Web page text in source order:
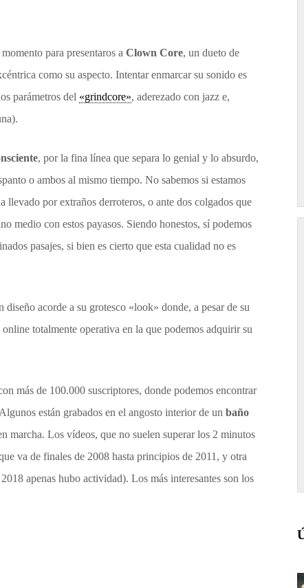
para presentaros a Clown Core, un dueto de
como su aspecto. Intentar enmarcar su sonido es
parámetros del «grindcore», aderezado con jazz e,
, por la fina línea que separa lo genial y lo absurdo,
o ambos al mismo tiempo. No sabemos si estamos
llevado por extraños derroteros, o ante dos colgados que
medio con estos payasos. Siendo honestos, sí podemos
pasajes, si bien es cierto que esta cualidad no es
diseño acorde a su grotesco «look» donde, a pesar de su
totalmente operativa en la que podemos adquirir su
más de 100.000 suscriptores, donde podemos encontrar
están grabados en el angosto interior de un baño
marcha. Los vídeos, que no suelen superar los 2 minutos
va de finales de 2008 hasta principios de 2011, y otra
apenas hubo actividad). Los más interesantes son los